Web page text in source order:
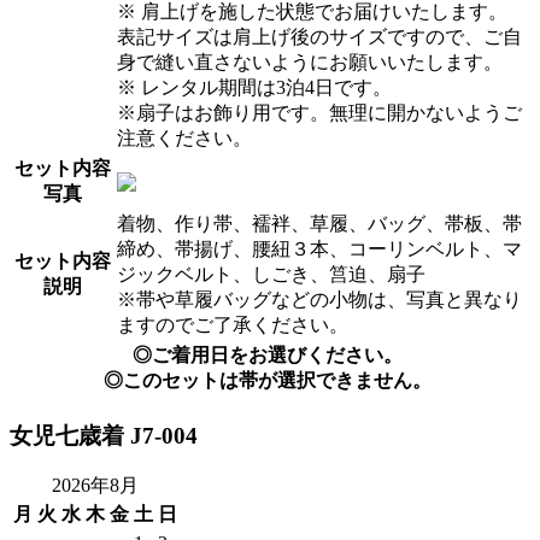
※ 肩上げを施した状態でお届けいたします。
表記サイズは肩上げ後のサイズですので、ご自
身で縫い直さないようにお願いいたします。
※ レンタル期間は3泊4日です。
※扇子はお飾り用です。無理に開かないようご
注意ください。
セット内容
写真
セット内容
説明
着物、作り帯、襦袢、草履、バッグ、帯板、帯
締め、帯揚げ、腰紐３本、コーリンベルト、マ
ジックベルト、しごき、筥迫、扇子
※帯や草履バッグなどの小物は、写真と異なり
ますのでご了承ください。
◎ご着用日をお選びください。
◎このセットは帯が選択できません。
女児七歳着 J7-004
2026年8月
月 火 水 木 金 土 日